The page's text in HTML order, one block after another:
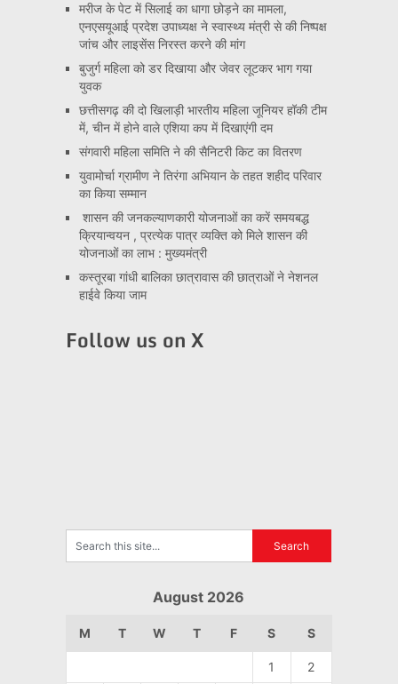
मरीज के पेट में सिलाई का धागा छोड़ने का मामला,
एनएसयूआई प्रदेश उपाध्यक्ष ने स्वास्थ्य मंत्री से की निष्पक्ष
जांच और लाइसेंस निरस्त करने की मांग
बुजुर्ग महिला को डर दिखाया और जेवर लूटकर भाग गया
युवक
छत्तीसगढ़ की दो खिलाड़ी भारतीय महिला जूनियर हॉकी टीम
में, चीन में होने वाले एशिया कप में दिखाएंगी दम
संगवारी महिला समिति ने की सैनिटरी किट का वितरण
युवामोर्चा ग्रामीण ने तिरंगा अभियान के तहत शहीद परिवार
का किया सम्मान
शासन की जनकल्याणकारी योजनाओं का करें समयबद्ध
क्रियान्वयन , प्रत्येक पात्र व्यक्ति को मिले शासन की
योजनाओं का लाभ : मुख्यमंत्री
कस्तूरबा गांधी बालिका छात्रावास की छात्राओं ने नेशनल
हाईवे किया जाम
Follow us on X
August 2026
M T W T F S S
1 2